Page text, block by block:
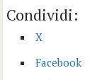
Condividi:
X
Facebook